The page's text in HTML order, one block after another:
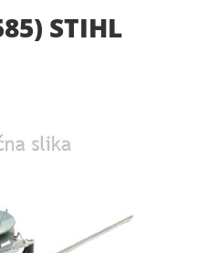
STIHL